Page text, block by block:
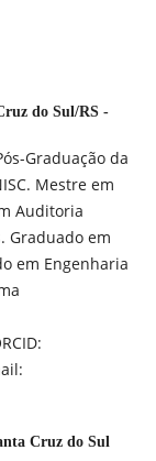
do Sul/RS -
Graduação da
Mestre em
Auditoria
Graduado em
em Engenharia
Cruz do Sul